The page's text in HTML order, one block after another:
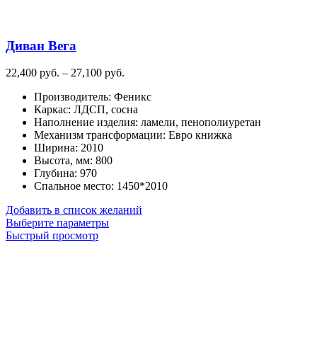
Диван Вега
22,400 руб. – 27,100 руб.
22,400
руб.
–
27,100
Производитель: Феникс
Каркас: ЛДСП, сосна
Наполнение изделия: ламели, пенополиуретан
Механизм трансформации: Евро книжка
Ширина: 2010
Высота, мм: 800
Глубина: 970
Спальное место: 1450*2010
Добавить в список желаний
Выберите параметрыЭтот
Быстрый просмотр